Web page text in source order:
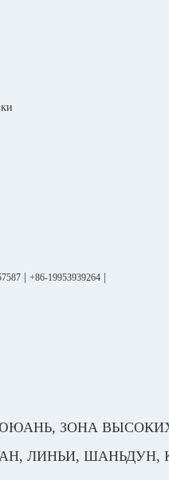
| +86-19953939264|
ЗОНА
ЛИНЬИ, ШАНЬДУН,